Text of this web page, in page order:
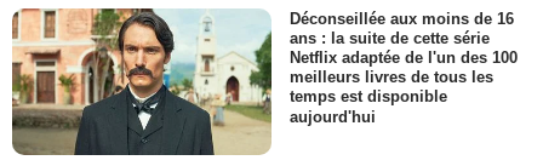
Déconseillée aux moins de 16
ans : la suite de cette série
Netflix adaptée de l'un des 100
meilleurs livres de tous les
temps est disponible
aujourd'hui